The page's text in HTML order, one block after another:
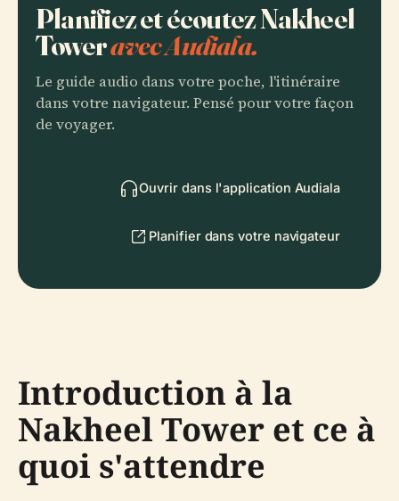
Planifiez et écoutez Nakheel
Toweravec Audiala.
Le guide audio dans votre poche, l'itinéraire
dans votre navigateur. Pensé pour votre façon
de voyager.
Ouvrir dans l'application Audiala
Planifier dans votre navigateur
Introduction à la
Nakheel Tower et ce à
quoi s'attendre